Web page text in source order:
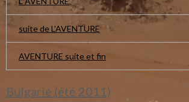
suite de L'AVENTURE
AVENTURE suite et fin
Bulgarie (été 2011)